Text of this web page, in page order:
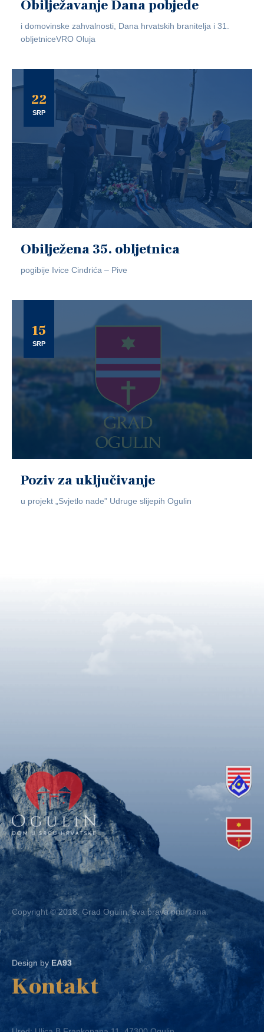
Obilježavanje Dana pobjede
i domovinske zahvalnosti, Dana hrvatskih branitelja i 31.
obljetniceVRO Oluja
22
SRP
Obilježena 35. obljetnica
pogibije Ivice Cindrića – Pive
15
SRP
Poziv za uključivanje
u projekt „Svjetlo nade” Udruge slijepih Ogulin
Copyright © 2018. Grad Ogulin, sva prava pridržana.
Design byEA93
Kontakt
Ured: Ulica B.Frankopana 11, 47300 Ogulin